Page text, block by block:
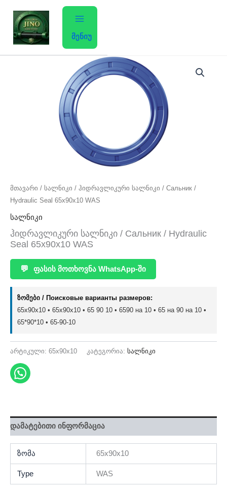
content
მენიუ
მთავარი / სალნიკი / ჰიდრავლიკური სალნიკი / Сальник /
Hydraulic Seal 65x90x10 WAS
სალნიკი
ჰიდრავლიკური სალნიკი / Сальник / Hydraulic
Seal 65x90x10 WAS
💬 ფასის მოთხოვნა WhatsApp-ში
ზომები / Поисковые варианты размеров:
65x90x10 • 65х90х10 • 65 90 10 • 6590 на 10 • 65 на 90 на 10 •
65*90*10 • 65-90-10
არტიკული: 65x90x10 კატეგორია: სალნიკი
დამატებითი ინფორმაცია
ზომა 65x90x10
Type WAS